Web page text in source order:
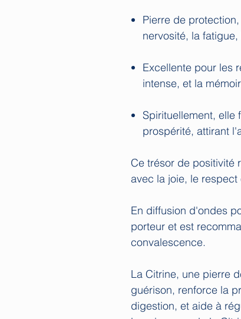
Pierre de
nervosité, la
Excellente pour les
intense, et la
Spirituellement, elle
prospérité, attirant
Ce trésor de positivité
avec la joie, le
En diffusion d'ondes
porteur et est
convalescence.
La Citrine, une pierre
guérison, renforce la
digestion, et aide à